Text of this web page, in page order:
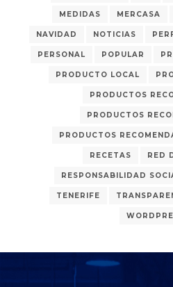
MEDIDAS MERCASA
NAVIDAD NOTICIAS
PERSONAL POPULAR
PRODUCTO LOCAL
PRODUCTOS
PRODUCTOS
PRODUCTOS
RECETAS RED
RESPONSABILIDAD
TENERIFE